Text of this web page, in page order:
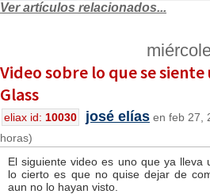
Ver artículos relacionados...
Video sobre lo que se
Glass
eliax id: 10030 josé elías en feb 27,
horas)
El siguiente video es uno que ya lleva
lo cierto es que no quise dejar de
aun no lo hayan visto.